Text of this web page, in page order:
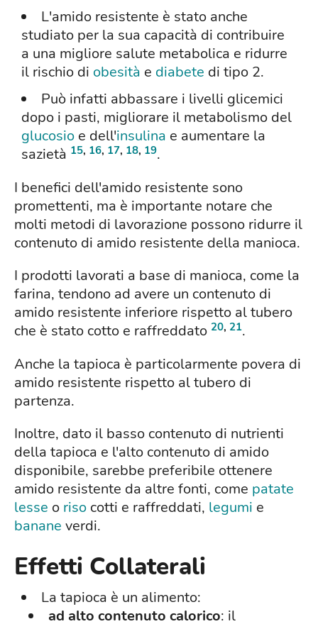
L'amido resistente è stato anche
studiato per la sua capacità di contribuire
a una migliore salute metabolica e ridurre
il rischio di obesità e diabete di tipo 2.
Può infatti abbassare i livelli glicemici
dopo i pasti, migliorare il metabolismo del
glucosio e dell'insulina e aumentare la
sazietà 15, 16, 17, 18, 19.
I benefici dell'amido resistente sono
promettenti, ma è importante notare che
molti metodi di lavorazione possono ridurre il
contenuto di amido resistente della manioca.
I prodotti lavorati a base di manioca, come la
farina, tendono ad avere un contenuto di
amido resistente inferiore rispetto al tubero
che è stato cotto e raffreddato 20, 21.
Anche la tapioca è particolarmente povera di
amido resistente rispetto al tubero di
partenza.
Inoltre, dato il basso contenuto di nutrienti
della tapioca e l'alto contenuto di amido
disponibile, sarebbe preferibile ottenere
amido resistente da altre fonti, come patate
lesse o riso cotti e raffreddati, legumi e
banane verdi.
Effetti Collaterali
La tapioca è un alimento:
ad alto contenuto calorico: il